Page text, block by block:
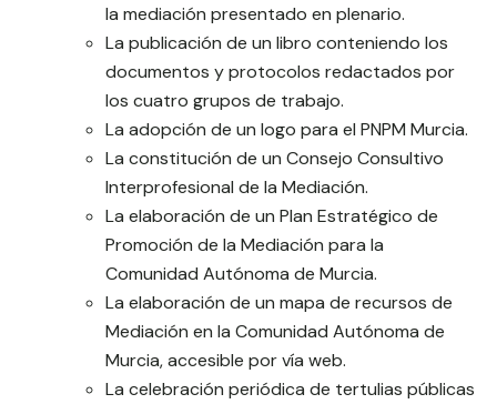
la mediación presentado en plenario.
La publicación de un libro conteniendo los
documentos y protocolos redactados por
los cuatro grupos de trabajo.
La adopción de un logo para el PNPM Murcia.
La constitución de un Consejo Consultivo
Interprofesional de la Mediación.
La elaboración de un Plan Estratégico de
Promoción de la Mediación para la
Comunidad Autónoma de Murcia.
La elaboración de un mapa de recursos de
Mediación en la Comunidad Autónoma de
Murcia, accesible por vía web.
La celebración periódica de tertulias públicas